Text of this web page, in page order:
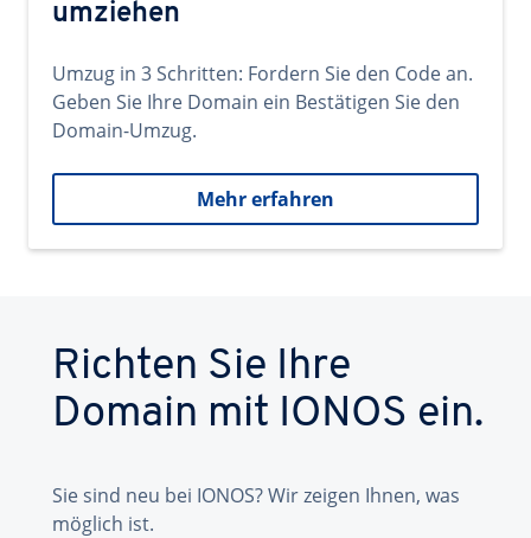
umziehen
Umzug in 3 Schritten: Fordern Sie den Code an.
Geben Sie Ihre Domain ein Bestätigen Sie den
Domain-Umzug.
Mehr erfahren
Richten Sie Ihre
Domain mit IONOS ein.
Sie sind neu bei IONOS? Wir zeigen Ihnen, was
möglich ist.